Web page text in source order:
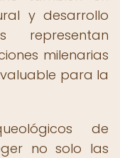
y desarrollo
representan
milenarias
para la
de
no solo las